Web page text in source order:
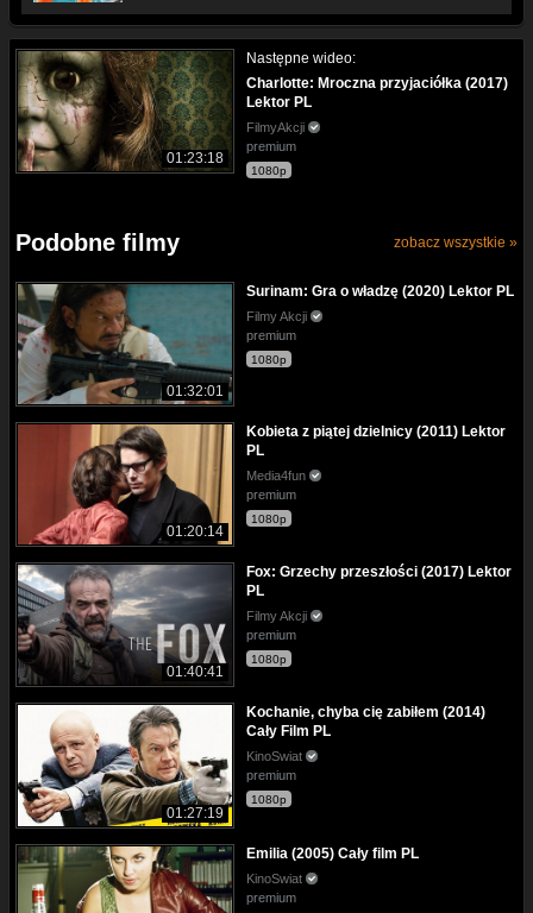
01:23:18
Następne wideo:
Charlotte: Mroczna przyjaciółka (2017)
Lektor PL
FilmyAkcji
premium
1080p
Podobne filmy zobacz wszystkie »
01:32:01
Surinam: Gra o władzę (2020) Lektor PL
Filmy Akcji
premium
1080p
01:20:14
Kobieta z piątej dzielnicy (2011) Lektor
PL
Media4fun
premium
1080p
01:40:41
Fox: Grzechy przeszłości (2017) Lektor
PL
Filmy Akcji
premium
1080p
01:27:19
Kochanie, chyba cię zabiłem (2014)
Cały Film PL
KinoSwiat
premium
1080p
Emilia (2005) Cały film PL
KinoSwiat
premium